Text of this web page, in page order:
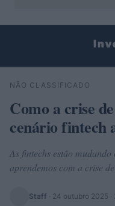
Buscar
NÃO CLASSIFICADO
Como a crise
cenário fintech
As fintechs estão
aprendemos com a crise
Staff · 24 outubro 2025